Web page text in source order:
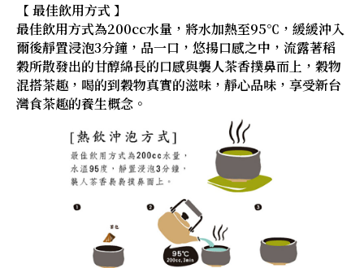
【 最佳飲用方式 】
最佳飲用方式為200cc水量，將水加熱至95℃，緩緩沖入
爾後靜置浸泡3分鐘，品一口，悠揚口感之中，流露著稻
穀所散發出的甘醇綿長的口感與襲人茶香撲鼻而上，穀物
混搭茶趣，喝的到穀物真實的滋味，靜心品味，享受新台
灣食茶趣的養生概念。